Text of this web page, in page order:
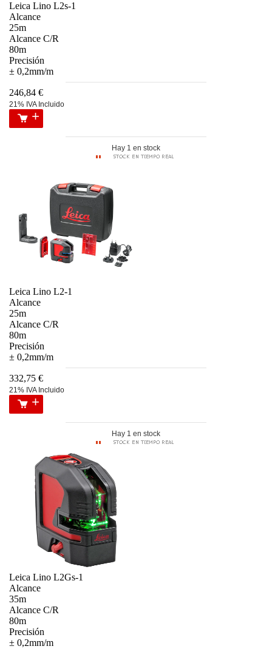
Leica Lino L2s-1
Alcance
25m
Alcance C/R
80m
Precisión
± 0,2mm/m
246,84 €
21% IVA Incluido
Hay 1 en stock
Leica Lino L2-1
Alcance
25m
Alcance C/R
80m
Precisión
± 0,2mm/m
332,75 €
21% IVA Incluido
Hay 1 en stock
Leica Lino L2Gs-1
Alcance
35m
Alcance C/R
80m
Precisión
± 0,2mm/m